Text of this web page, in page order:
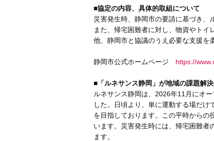
■協定の内容、具体的取組について
災害発生時、静岡市の要請に基づき、
また、帰宅困難者に対し、物資やト
他、静岡市と協議のうえ必要な支援を
静岡市公式ホームページ https://
■「ルネサンス静岡」が地域の課題解
ルネサンス静岡は、2026年11月にオ
した。日頃より、単に運動する場だ
を目指しております。この平時からの
います。災害発生時には、帰宅困難者
ます。